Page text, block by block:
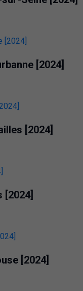
[2024]
[2024]
[2024]
[2024]